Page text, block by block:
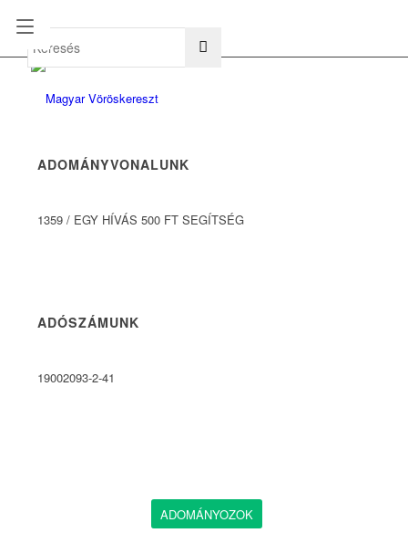
ADOMÁNYVONALUNK
1359 / EGY HÍVÁS 500 FT SEGÍTSÉG
ADÓSZÁMUNK
19002093-2-41
ADOMÁNYOZOK